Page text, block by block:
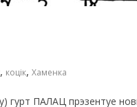
, коцік, Хаменка
гурт ПАЛАЦ прэзентуе